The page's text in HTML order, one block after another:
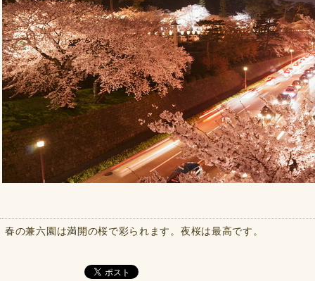
春の兼六園は満開の桜で彩られます。夜桜は最高です。